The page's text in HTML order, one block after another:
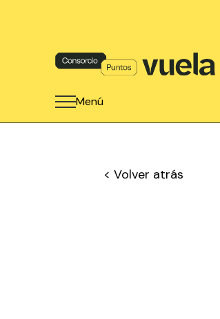
Menú
< Volver atrás